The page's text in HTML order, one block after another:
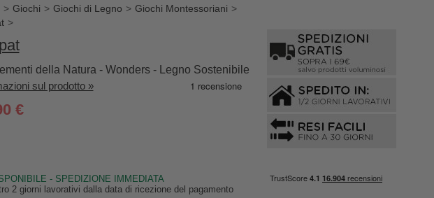
Giochi Giochi di Legno
Giochi Montessoriani
della Natura - Wonders - Legno Sostenibile
sul prodotto »
€
- SPEDIZIONE IMMEDIATA
2 giorni lavorativi dalla data di ricezione del pagamento